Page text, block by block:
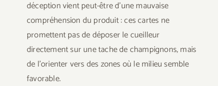
déception vient peut-être d’une mauvaise
compréhension du produit : ces cartes ne
promettent pas de déposer le cueilleur
directement sur une tache de champignons, mais
de l’orienter vers des zones où le milieu semble
favorable.